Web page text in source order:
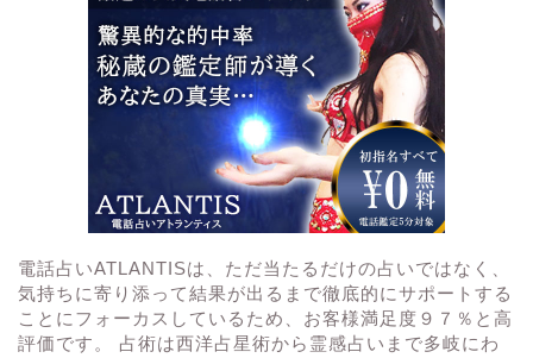
電話占いATLANTISは、ただ当たるだけの占いではなく、
気持ちに寄り添って結果が出るまで徹底的にサポートする
ことにフォーカスしているため、お客様満足度９７％と高
評価です。 占術は西洋占星術から霊感占いまで多岐にわ